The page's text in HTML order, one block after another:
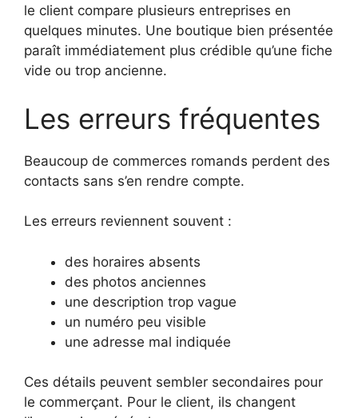
le client compare plusieurs entreprises en
quelques minutes. Une boutique bien présentée
paraît immédiatement plus crédible qu’une fiche
vide ou trop ancienne.
Les erreurs fréquentes
Beaucoup de commerces romands perdent des
contacts sans s’en rendre compte.
Les erreurs reviennent souvent :
des horaires absents
des photos anciennes
une description trop vague
un numéro peu visible
une adresse mal indiquée
Ces détails peuvent sembler secondaires pour
le commerçant. Pour le client, ils changent